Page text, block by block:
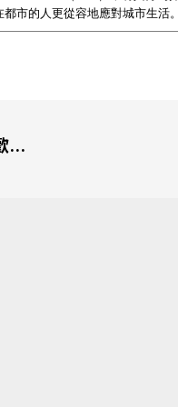
市的人更從容地應對城市生活
...